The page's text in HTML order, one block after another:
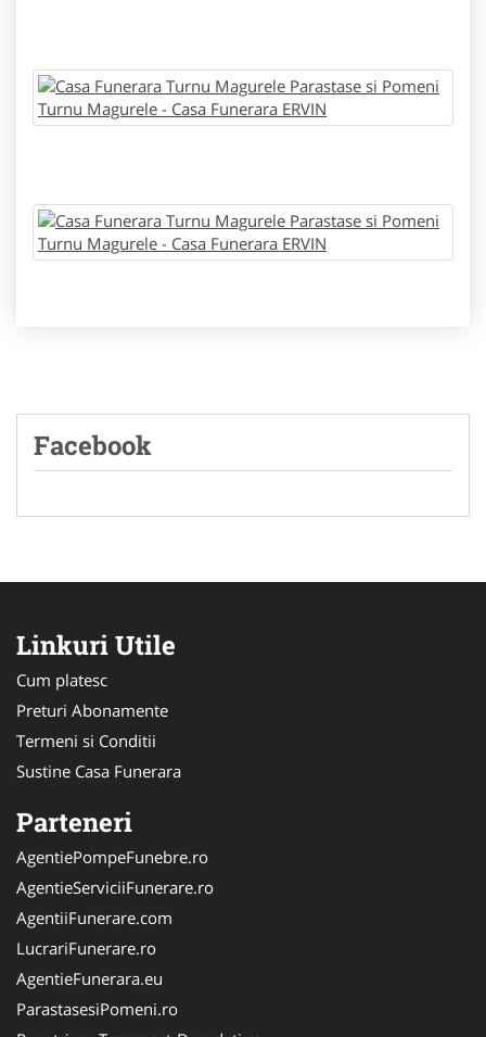
Facebook
Linkuri Utile
Cum platesc
Preturi Abonamente
Termeni si Conditii
Sustine Casa Funerara
Parteneri
AgentiePompeFunebre.ro
AgentieServiciiFunerare.ro
AgentiiFunerare.com
LucrariFunerare.ro
AgentieFunerara.eu
ParastasesiPomeni.ro